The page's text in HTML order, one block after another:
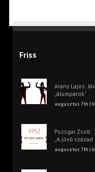
Friss
Arany Lajos:
„álompárok”
augusztus 7th |
Pozsgai Zsolt:
„A jövő
augusztus 7th |